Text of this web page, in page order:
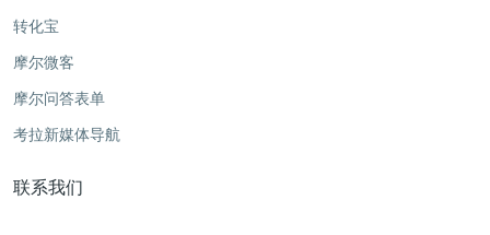
转化宝
摩尔微客
摩尔问答表单
考拉新媒体导航
联系我们